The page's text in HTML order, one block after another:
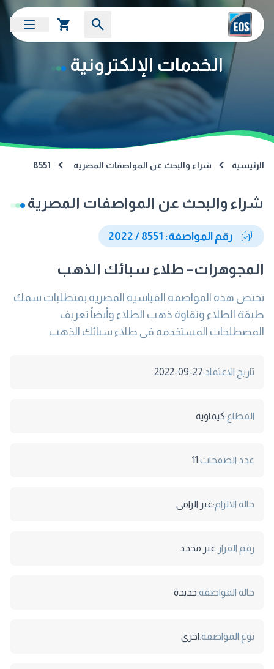
الخدمات الإلكترونية
الرئيسية شراء والبحث عن المواصفات المصرية 8551
شراء والبحث عن المواصفات المصرية
رقم المواصفة: 8551 / 2022
المجوهرات– طلاء سبائك الذهب
تختص ھذه المواصفه القياسية المصرية بمتطلبات سمك
طبقة الطلاء ونقاوة ذھب الطلاء وأيضاً تعريف
المصطلحات المستخدمه فى طلاء سبائك الذھب
تاريخ الاعتماد:2022-09-27
القطاع:كيماوية
عدد الصفحات:11
حالة الالزام:غير الزامى
رقم القرار:غير محدد
حالة المواصفة:جديدة
نوع المواصفة:اخرى